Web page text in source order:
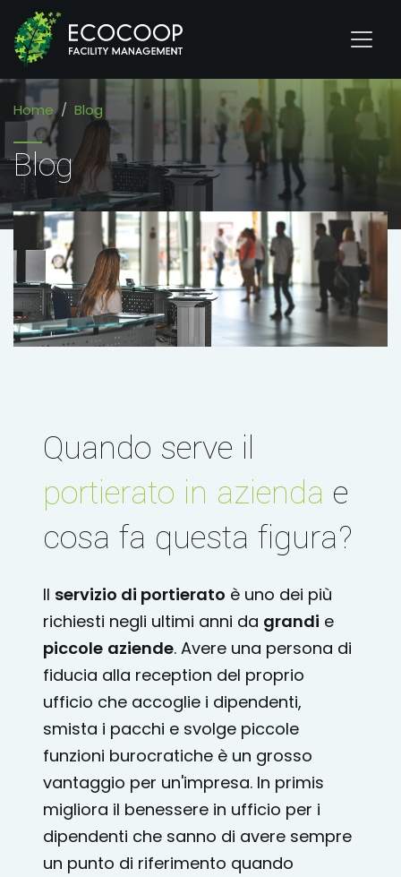
Home Blog
Blog
Quando serve il
portierato in azienda e
cosa fa questa figura?
Il servizio di portierato è uno dei più
richiesti negli ultimi anni da grandi e
piccole aziende. Avere una persona di
fiducia alla reception del proprio
ufficio che accoglie i dipendenti,
smista i pacchi e svolge piccole
funzioni burocratiche è un grosso
vantaggio per un'impresa. In primis
migliora il benessere in ufficio per i
dipendenti che sanno di avere sempre
un punto di riferimento quando